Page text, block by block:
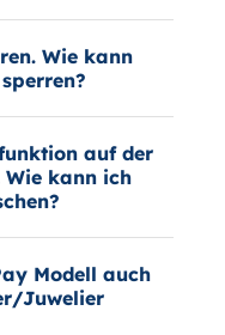
Wie kann
auf der
Wie kann ich
Modell auch
Juwelier